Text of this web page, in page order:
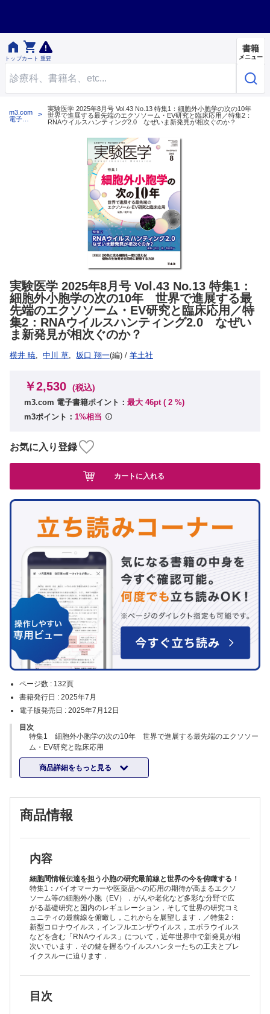

トップ

カート 重要
書籍
メニュー
m3.com
電子書
実験医学 2025年8月号 Vol.43 No.13 特集1：細胞外小胞学の次の10年
世界で進展する最先端のエクソソーム・EV研究と臨床応用／特集2：
RNAウイルスハンティング2.0 なぜいま新発見が相次ぐのか？
実験医学 2025年8月号 Vol.43 No.13 特集1：
細胞外小胞学の次の10年 世界で進展する最
先端のエクソソーム・EV研究と臨床応用／特
集2：RNAウイルスハンティング2.0 なぜい
ま新発見が相次ぐのか？
横井 暁, 中川 草, 坂口 翔一(編) / 羊土社
ページ数 : 132頁
書籍発行日 : 2025年7月
電子版発売日 : 2025年7月12日
目次
特集1 細胞外小胞学の次の10年 世界で進展する最先端のエクソソー
ム・EV研究と臨床応用
概論―細胞外小胞学の次の10年を見据えて【横井 暁】
隣接細胞間における直接小胞交換と細胞形質同調【皆川朋皓】
Rubiconによる老化関連細胞外小胞の分泌制御【栁川恭佑，吉森 保】
EVシートによる新しいEVトランスレーショナル研究開発【長尾有佳
里，横井 暁】
世界最前線レポート：ISEV参加レポート―音楽の都から細胞外小胞へ
【大嶋一輝，松﨑潤太郎】
特集2 RNAウイルスハンティング2.0 なぜいま新発見が相次ぐの
か？
概論―RNAウイルスハンティングの新時代【中川 草，坂口翔一】
“配列に頼らず”未知のRNAウイルスを暴け！【浦山俊一，布浦拓郎】
野生動物からのRNAウイルスハンティング【大場靖子，佐々木道仁，
澤 洋文】
アンビセンスコード戦略をもつコルミオウイルスの発見【岸本麻衣，堀
江真行】
連載
ALKBH5は2つの経路を通じて，糖代謝と脂質代謝を独立に制御する
商品詳細をもっと見る
￥2,530 (税込)
m3.com 電子書籍ポイント： 最大 46pt ( 2 %)
m3ポイント： 1%相当
お気に入り登録
カートに入れる
商品情報
内容
細胞間情報伝達を担う小胞の研究最前線と世界の今を俯瞰する！
特集1：バイオマーカーや医薬品への応用の期待が高まるエクソ
ソーム等の細胞外小胞（EV）．がんや老化など多彩な分野で広
がる基礎研究と国内のレギュレーション，そして世界の研究コミ
ュニティの最前線を俯瞰し，これからを展望します．／特集2：
新型コロナウイルス，インフルエンザウイルス，エボラウイルス
などを含む「RNAウイルス」について，近年世界中で新発見が相
次いでいます．その鍵を握るウイルスハンターたちの工夫とブレ
イクスルーに迫ります．
目次